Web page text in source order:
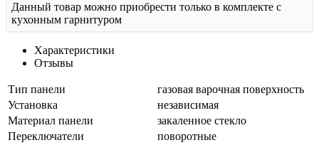
Данный товар можно приобрести только в комплекте с
кухонным гарнитуром
Характеристики
Отзывы
Тип панели
газовая варочная поверхность
Установка
независимая
Материал панели
закаленное стекло
Переключатели
поворотные